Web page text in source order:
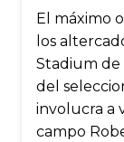
El máximo
los
Stadium de
del
involucra a
campo